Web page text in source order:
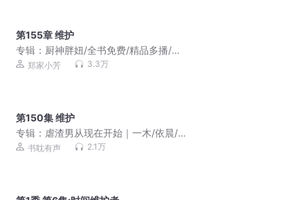
第155章 维护
专辑： 厨神胖妞/全书免费/精品多播/穿
越种田
郑家小芳 3.3万
第150集 维护
专辑： 虐渣男从现在开始｜一木/依晨/大
可演播纯爱多人有声剧
书耽有声 2.1万